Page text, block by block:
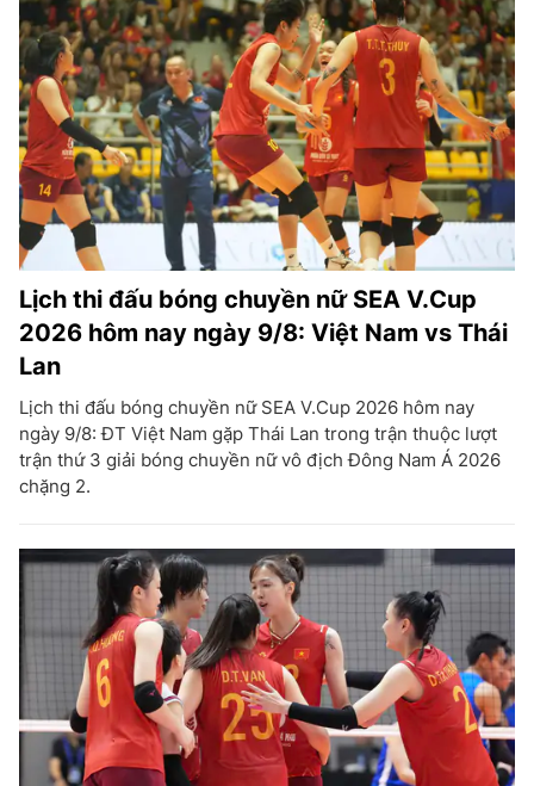
Lịch thi đấu bóng chuyền nữ SEA V.Cup
2026 hôm nay ngày 9/8: Việt Nam vs Thái
Lan
Lịch thi đấu bóng chuyền nữ SEA V.Cup 2026 hôm nay
ngày 9/8: ĐT Việt Nam gặp Thái Lan trong trận thuộc lượt
trận thứ 3 giải bóng chuyền nữ vô địch Đông Nam Á 2026
chặng 2.